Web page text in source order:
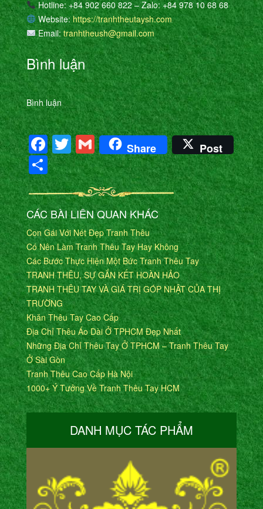
Hotline: +84 902 660 822 – Zalo: +84 978 10 68 68
Website:https://tranhtheutaysh.com
Email:tranhtheush@gmail.com
Bình luận
Bình luận
Facebook
Twitter
Gmail
Share Post
Share
CÁC BÀI LIÊN QUAN KHÁC
Con Gái Với Nét Đẹp Tranh Thêu
Có Nên Làm Tranh Thêu Tay Hay Không
Các Bước Thực Hiện Một Bức Tranh Thêu Tay
TRANH THÊU, SỰ GẮN KẾT HOÀN HẢO
TRANH THÊU TAY VÀ GIÁ TRỊ GÓP NHẬT CỦA THỊ
TRƯỜNG
Khăn Thêu Tay Cao Cấp
Địa Chỉ Thêu Áo Dài Ở TPHCM Đẹp Nhất
Những Địa Chỉ Thêu Tay Ở TPHCM – Tranh Thêu Tay
Ở Sài Gòn
Tranh Thêu Cao Cấp Hà Nội
1000+ Ý Tưởng Về Tranh Thêu Tay HCM
DANH MỤC TÁC PHẨM